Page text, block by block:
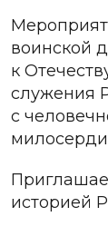
воинской
к
служения
с
историей